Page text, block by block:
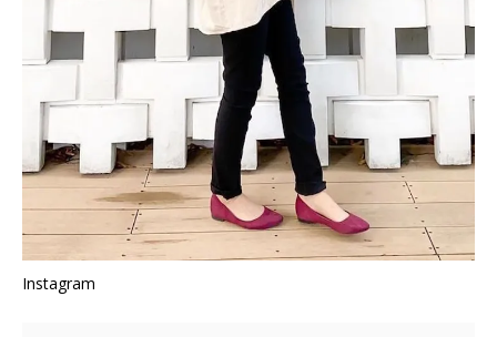
Instagram